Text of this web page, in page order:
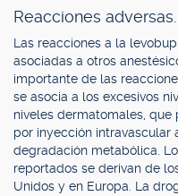
Reacciones adversas.
Las reacciones a la
asociadas a otros
importante de las
se asocia a los excesivos
niveles dermatomales, que
por inyección intravascular
degradación metabólica.
reportados se derivan de
Unidos y en Europa. La